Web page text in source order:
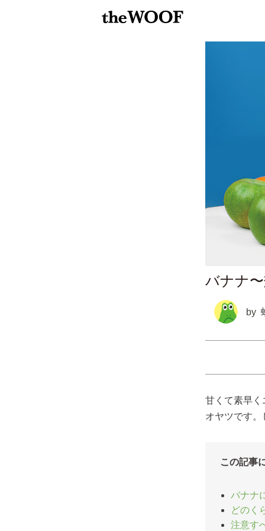
バナナ
by
甘くて素早く
オヤツです
この記事
バナナ
どのく
注意す